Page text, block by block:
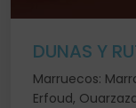
DUNAS Y
Marruecos:
Erfoud,